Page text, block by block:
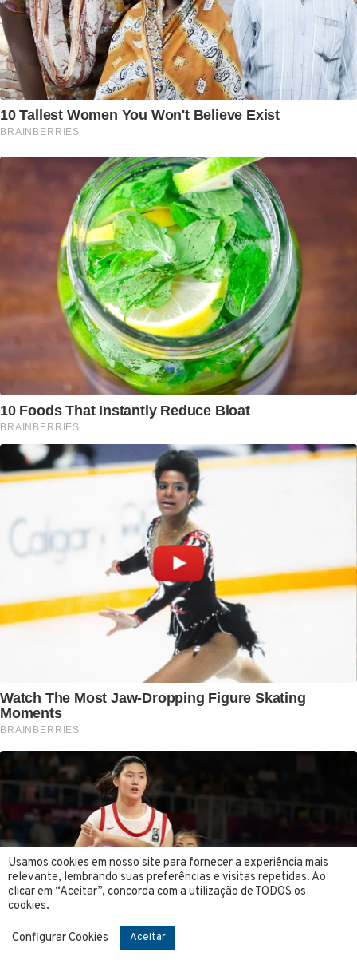
Usamos cookies em nosso site para fornecer a experiência mais
relevante, lembrando suas preferências e visitas repetidas. Ao
clicar em “Aceitar”, concorda com a utilização de TODOS os
cookies.
Configurar Cookies Aceitar